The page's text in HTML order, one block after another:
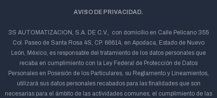
AVISO DE PRIVACIDAD.
3S AUTOMATIZACION, S.A. DE C.V., con domicilio en Calle Pelícano 355
Col. Paseo de Santa Rosa 4S, CP. 66614, en Apodaca, Estado de Nuevo
León, México, es responsable del tratamiento de los datos personales que
recaba en cumplimiento con la Ley Federal de Protección de Datos
Personales en Posesión de los Particulares, su Reglamento y Lineamientos,
utilizará sus datos personales recabados para las finalidades que son
necesarias para el ámbito de las actividades comunes, el cumplimiento de las